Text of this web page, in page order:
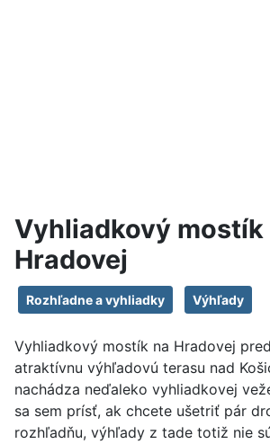
Vyhliadkový mostík
Hradovej
Rozhľadne a vyhliadky Výhľady
Vyhliadkový mostík na Hradovej
atraktívnu výhľadovú terasu nad
nachádza neďaleko vyhliadkovej
sa sem prísť, ak chcete ušetriť pár
rozhľadňu, výhľady z tade totiž nie